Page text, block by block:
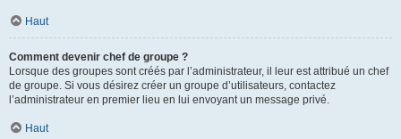
Haut
Comment devenir chef de groupe ?
Lorsque des groupes sont créés par l’administrateur, il leur est attribué un chef
de groupe. Si vous désirez créer un groupe d’utilisateurs, contactez
l’administrateur en premier lieu en lui envoyant un message privé.
Haut